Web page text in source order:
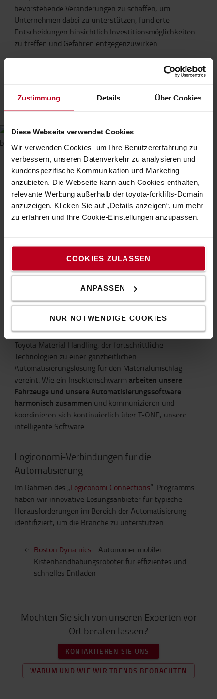
Zustimmung Details Über Cookies
Diese Webseite verwendet Cookies
Wir verwenden Cookies, um Ihre Benutzererfahrung zu
verbessern, unseren Datenverkehr zu analysieren und
kundenspezifische Kommunikation und Marketing
anzubieten. Die Webseite kann auch Cookies enthalten,
relevante Werbung außerhalb der toyota-forklifts-Domain
anzuzeigen. Klicken Sie auf „Details anzeigen“, um mehr
zu erfahren und Ihre Cookie-Einstellungen anzupassen.
COOKIES ZULASSEN
ANPASSEN
NUR NOTWENDIGE COOKIES
bevorstehende Veränderungen zu schaffen, um
Unternehmen dabei zu unterstützen, fundierte
Entscheidungen hinsichtlich Investitionsmöglichkeiten
zu treffen und Gefahren entgegenzuwirken.
KONTAKTIEREN SIE UNS
Automatisierung steht auf unserem
Radar
Unabhängig von der Größe oder Art Ihres Unternehmens
kann Automatisierung einen Mehrwert bieten – selbst
Sie über ein Logistikzentrum oder einen
Produktionsstandort verfügen: Die bedarfsgerechte
Automatisierung bestimmter Prozesse kann eineneue
schrittweise erfolgen oder bei großen Betrieben durch
eine vollständige Systemumstellung.
Swarm Automationist der innovative Logistikansatz von
Toyota Material Handling, der fortschrittliche
Technologien zu einer ganzheitlichen
Automatisierungslösung für den Materialumschlag
vereint. Wie ein Insektenschwarm arbeiten unsere
Fahrzeuge und unsere Automatisierungssoftware
harmonisch zusammen und kommunizieren und
koordinieren sich kontinuierlich über T-ONE, unsere
intelligente Software.
Logiconomi-Verbindungen für die
Automatisierung
Im Rahmen des „Logiconomi Connections“-Programms
haben wir innovative Lösungsanbieter für typische
Herausforderungen im Bereich der Automatisierung
identifiziert, um die Branche zu unterstützen.
Boston Dynamics - Autonomer mobiler
Kistenhandhabungsroboter für effizientes und
schnelles Entladen
Möchten Sie sich von unseren Experten vor
Ort beraten lassen?
KONTAKTIEREN SIE UNS
WARUM UND WIE WIR TRENDS BEOBACHTEN